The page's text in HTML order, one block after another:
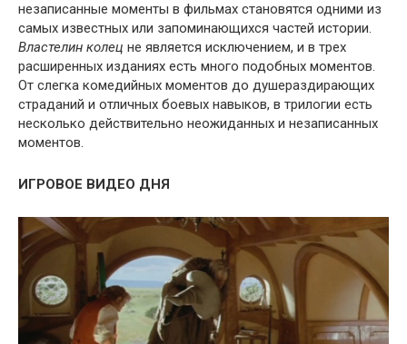
незаписанные моменты в фильмах становятся одними из
самых известных или запоминающихся частей истории.
Властелин колец не является исключением, и в трех
расширенных изданиях есть много подобных моментов.
От слегка комедийных моментов до душераздирающих
страданий и отличных боевых навыков, в трилогии есть
несколько действительно неожиданных и незаписанных
моментов.
ИГРОВОЕ ВИДЕО ДНЯ